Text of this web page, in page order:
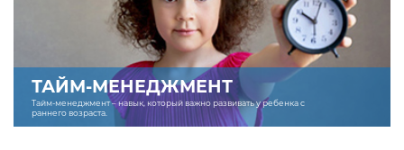
ТАЙМ-МЕНЕДЖМЕНТ
Тайм-менеджмент – навык, который важно развивать у ребенка с
раннего возраста.